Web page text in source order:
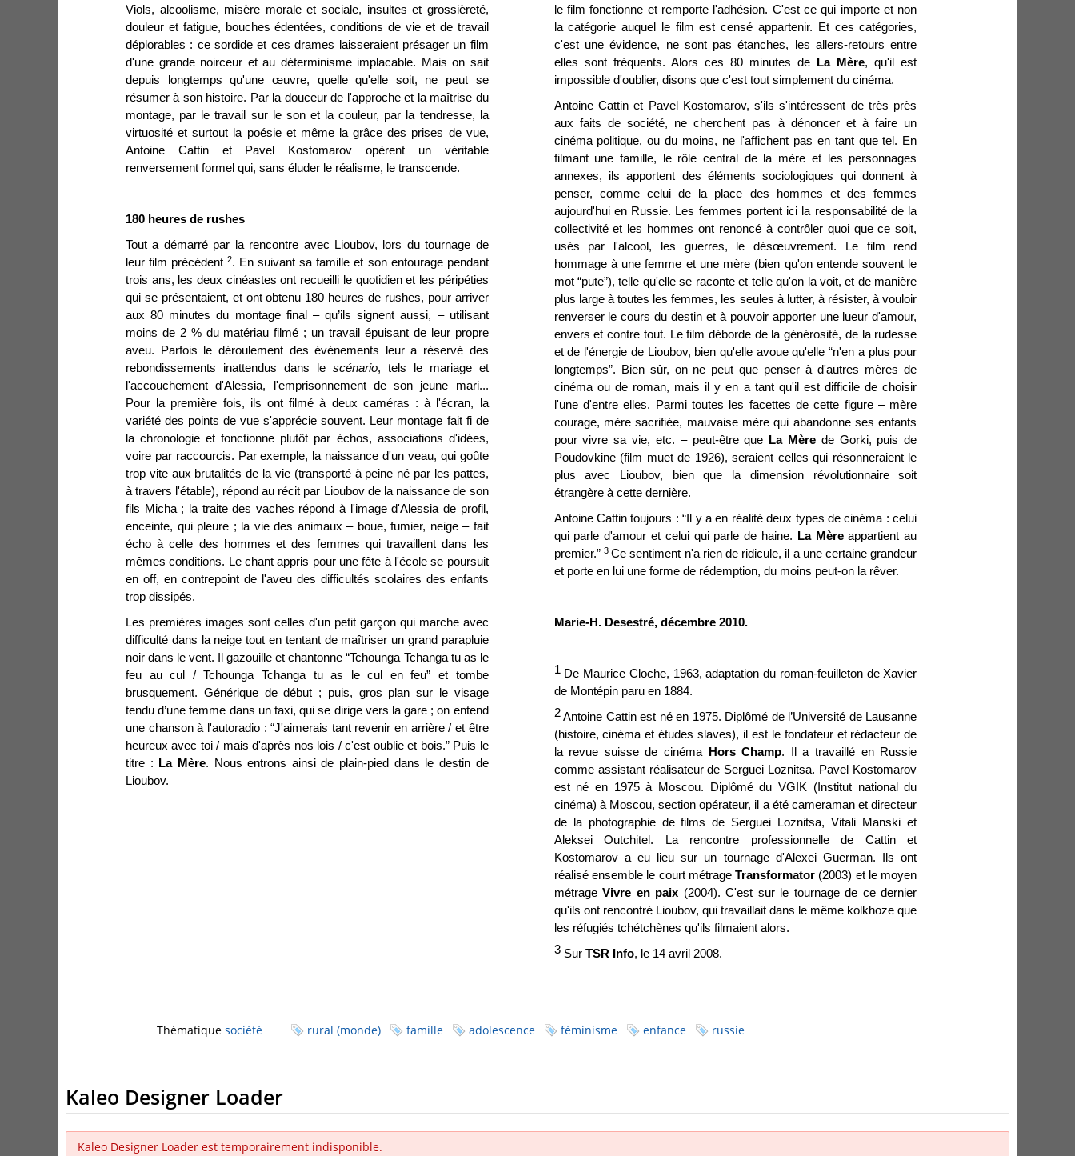
Viols, alcoolisme, misère morale et sociale, insultes et grossièreté,
douleur et fatigue, bouches édentées, conditions de vie et de travail
déplorables : ce sordide et ces drames laisseraient présager un film
d'une grande noirceur et au déterminisme implacable. Mais on sait
depuis longtemps qu'une œuvre, quelle qu'elle soit, ne peut se
résumer à son histoire. Par la douceur de l'approche et la maîtrise du
montage, par le travail sur le son et la couleur, par la tendresse, la
virtuosité et surtout la poésie et même la grâce des prises de vue,
Antoine Cattin et Pavel Kostomarov opèrent un véritable
renversement formel qui, sans éluder le réalisme, le transcende.
180 heures de rushes
Tout a démarré par la rencontre avec Lioubov, lors du tournage de
leur film précédent2. En suivant sa famille et son entourage pendant
trois ans, les deux cinéastes ont recueilli le quotidien et les péripéties
qui se présentaient, et ont obtenu 180 heures de rushes, pour arriver
aux 80 minutes du montage final – qu’ils signent aussi, – utilisant
moins de 2 % du matériau filmé ; un travail épuisant de leur propre
aveu. Parfois le déroulement des événements leur a réservé des
rebondissements inattendus dans le scénario, tels le mariage et
l'accouchement d'Alessia, l'emprisonnement de son jeune mari...
Pour la première fois, ils ont filmé à deux caméras : à l'écran, la
variété des points de vue s'apprécie souvent. Leur montage fait fi de
la chronologie et fonctionne plutôt par échos, associations d'idées,
voire par raccourcis. Par exemple, la naissance d'un veau, qui goûte
trop vite aux brutalités de la vie (transporté à peine né par les pattes,
à travers l'étable), répond au récit par Lioubov de la naissance de son
fils Micha ; la traite des vaches répond à l'image d'Alessia de profil,
enceinte, qui pleure ; la vie des animaux – boue, fumier, neige – fait
écho à celle des hommes et des femmes qui travaillent dans les
mêmes conditions. Le chant appris pour une fête à l'école se poursuit
en off, en contrepoint de l'aveu des difficultés scolaires des enfants
trop dissipés.
Les premières images sont celles d'un petit garçon qui marche avec
difficulté dans la neige tout en tentant de maîtriser un grand parapluie
noir dans le vent. Il gazouille et chantonne “Tchounga Tchanga tu as le
feu au cul / Tchounga Tchanga tu as le cul en feu” et tombe
brusquement. Générique de début ; puis, gros plan sur le visage
tendu d’une femme dans un taxi, qui se dirige vers la gare ; on entend
une chanson à l'autoradio : “J'aimerais tant revenir en arrière / et être
heureux avec toi / mais d'après nos lois / c'est oublie et bois.” Puis le
titre :
La Mère. Nous entrons ainsi de plain-pied dans le destin de
Lioubov.
le film fonctionne et remporte l'adhésion. C'est ce qui importe et non
la catégorie auquel le film est censé appartenir. Et ces catégories,
c'est une évidence, ne sont pas étanches, les allers-retours entre
elles sont fréquents. Alors ces 80 minutes de
La Mère, qu'il est
impossible d'oublier, disons que c'est tout simplement du cinéma.
Antoine Cattin et Pavel Kostomarov, s'ils s'intéressent de très près
aux faits de société, ne cherchent pas à dénoncer et à faire un
cinéma politique, ou du moins, ne l'affichent pas en tant que tel. En
filmant une famille, le rôle central de la mère et les personnages
annexes, ils apportent des éléments sociologiques qui donnent à
penser, comme celui de la place des hommes et des femmes
aujourd'hui en Russie. Les femmes portent ici la responsabilité de la
collectivité et les hommes ont renoncé à contrôler quoi que ce soit,
usés par l'alcool, les guerres, le désœuvrement. Le film rend
hommage à une femme et une mère (bien qu'on entende souvent le
mot “pute”), telle qu'elle se raconte et telle qu'on la voit, et de manière
plus large à toutes les femmes, les seules à lutter, à résister, à vouloir
renverser le cours du destin et à pouvoir apporter une lueur d'amour,
envers et contre tout. Le film déborde de la générosité, de la rudesse
et de l'énergie de Lioubov, bien qu'elle avoue qu'elle “n'en a plus pour
longtemps”. Bien sûr, on ne peut que penser à d'autres mères de
cinéma ou de roman, mais il y en a tant qu'il est difficile de choisir
l'une d'entre elles. Parmi toutes les facettes de cette figure – mère
courage, mère sacrifiée, mauvaise mère qui abandonne ses enfants
pour vivre sa vie, etc. – peut-être que
La Mère de Gorki, puis de
Poudovkine (film muet de 1926), seraient celles qui résonneraient le
plus avec Lioubov, bien que la dimension révolutionnaire soit
étrangère à cette dernière.
Antoine Cattin toujours : “Il y a en réalité deux types de cinéma : celui
qui parle d'amour et celui qui parle de haine.
La Mèreappartient au
premier.” 3Ce sentiment n'a rien de ridicule, il a une certaine grandeur
et porte en lui une forme de rédemption, du moins peut-on la rêver.
Marie-H. Desestré, décembre 2010.
1 De Maurice Cloche, 1963, adaptation du roman-feuilleton de Xavier
de Montépin paru en 1884.
2Antoine Cattin est né en 1975. Diplômé de l’Université de Lausanne
(histoire, cinéma et études slaves), il est le fondateur et rédacteur de
la revue suisse de cinéma
Hors Champ. Il a travaillé en Russie
comme assistant réalisateur de Serguei Loznitsa. Pavel Kostomarov
est né en 1975 à Moscou. Diplômé du VGIK (Institut national du
cinéma) à Moscou, section opérateur, il a été cameraman et directeur
de la photographie de films de Serguei Loznitsa, Vitali Manski et
Aleksei Outchitel. La rencontre professionnelle de Cattin et
Kostomarov a eu lieu sur un tournage d'Alexei Guerman. Ils ont
réalisé ensemble le court métrageTransformator (2003) et le moyen
métrageVivre en paix (2004). C'est sur le tournage de ce dernier
qu'ils ont rencontré Lioubov, qui travaillait dans le même kolkhoze que
les réfugiés tchétchènes qu'ils filmaient alors.
3Sur TSR Info, le 14 avril 2008.
Thématique société rural (monde) famille adolescence féminisme enfance russie
Kaleo Designer Loader
Kaleo Designer Loader est temporairement indisponible.